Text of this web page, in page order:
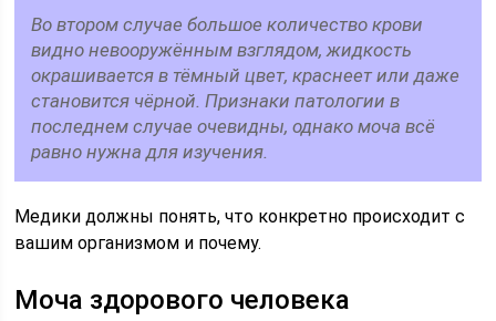
Во втором случае большое количество крови
видно невооружённым взглядом, жидкость
окрашивается в тёмный цвет, краснеет или даже
становится чёрной. Признаки патологии в
последнем случае очевидны, однако моча всё
равно нужна для изучения.
Медики должны понять, что конкретно происходит с
вашим организмом и почему.
Моча здорового человека